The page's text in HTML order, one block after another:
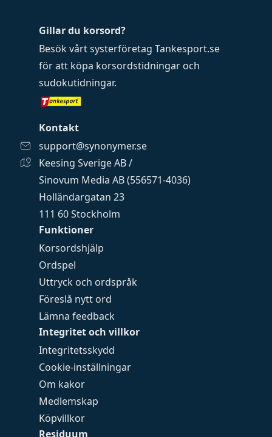
Funktioner
Korsordshjälp
Ordspel
Uttryck och ordspråk
Föreslå nytt ord
Lämna feedback
Integritet och villkor
Integritetsskydd
Cookie-inställningar
Om kakor
Medlemskap
Köpvillkor
Residuum
Gillar du korsord?
Besök vårt systerföretag Tankesport.se
för att köpa korsordstidningar och
sudokutidningar.
Kontakt
support@synonymer.se
Keesing Sverige AB /
Sinovum Media AB (556571-4036)
Holländargatan 23
111 60 Stockholm